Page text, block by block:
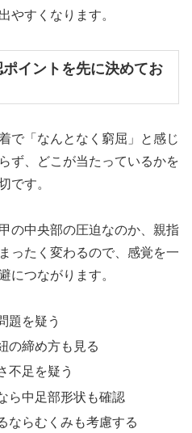
やすくなります。
イントを先に決めてお
で「なんとなく窮屈」と感じ
ず、どこが当たっているかを
です。
の中央部の圧迫なのか、親指
ったく変わるので、感覚を一
につながります。
題を疑う
の締め方も見る
不足を疑う
ら中足部形状も確認
ならむくみも考慮する